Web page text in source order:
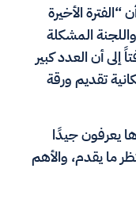
الأخيرة
المشكلة
إلى أن العدد كبير
تقديم ورقة
يعرفون جيدًا
ما يقدم، والأهم